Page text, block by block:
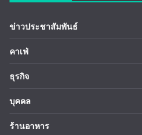
ข่าวประชาสัมพันธ์
คาเฟ่
ธุรกิจ
บุคคล
ร้านอาหาร